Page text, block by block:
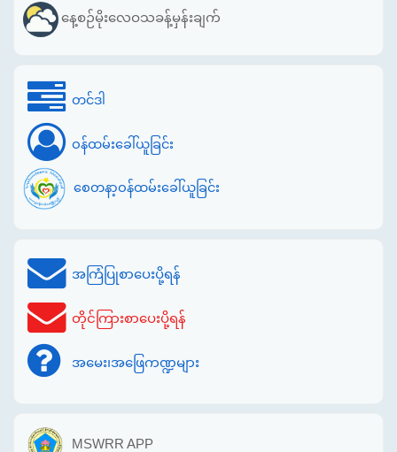
နေ့စဉ်မိုးလေဝသခန့်မှန်းချက်
တင်ဒါ
ဝန်ထမ်းခေါ်ယူခြင်း
စေတနာ့ဝန်ထမ်းခေါ်ယူခြင်း
အကြံပြုစာပေးပို့ရန်
တိုင်ကြားစာပေးပို့ရန်
အမေး၊အဖြေကဏ္ဍများ
MSWRR APP